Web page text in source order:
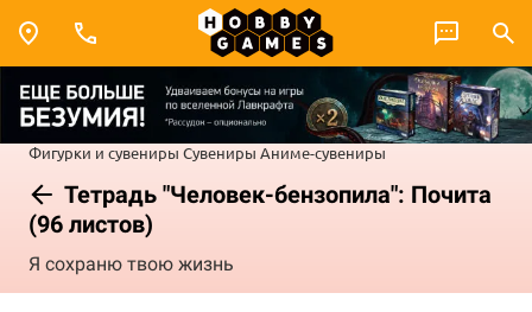
Фигурки и сувениры Сувениры Аниме-сувениры
Тетрадь "Человек-бензопила": Почита
(96 листов)
Я сохраню твою жизнь